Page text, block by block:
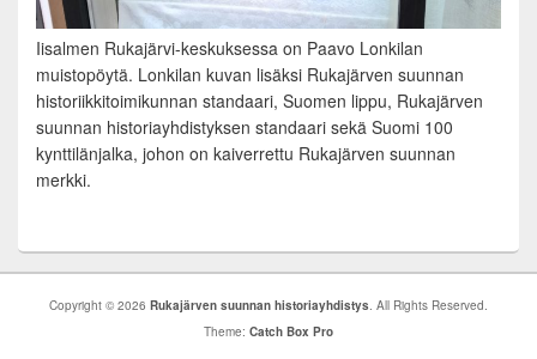
Iisalmen Rukajärvi-keskuksessa on Paavo Lonkilan
muistopöytä. Lonkilan kuvan lisäksi Rukajärven suunnan
historiikkitoimikunnan standaari, Suomen lippu, Rukajärven
suunnan historiayhdistyksen standaari sekä Suomi 100
kynttilänjalka, johon on kaiverrettu Rukajärven suunnan
merkki.
Copyright © 2026 Rukajärven suunnan historiayhdistys. All Rights Reserved.
Theme: Catch Box Pro